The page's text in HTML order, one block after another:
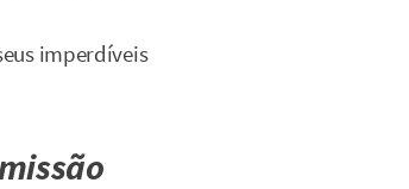
imperdíveis